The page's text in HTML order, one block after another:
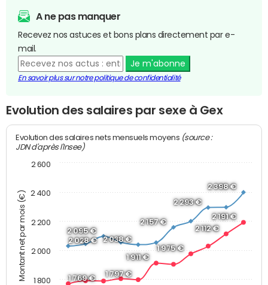
A ne pas manquer
Recevez nos astuces et bons plans directement par e-
mail.
Je m'abonne
En savoir plus sur notre politique de confidentialité
Evolution des salaires par sexe à Gex
Montant net par mois (€)
Evolution des salaires nets mensuels moyens (source :
JDN d'après l'Insee)
1 769 €
1 797 €
1 911 €
1 975 €
2 112 €
2 191 €
2 028 €
2 095 €
2 038 €
2 157 €
2 293 €
2 398 €
1 800
2 000
2 200
2 400
2 600